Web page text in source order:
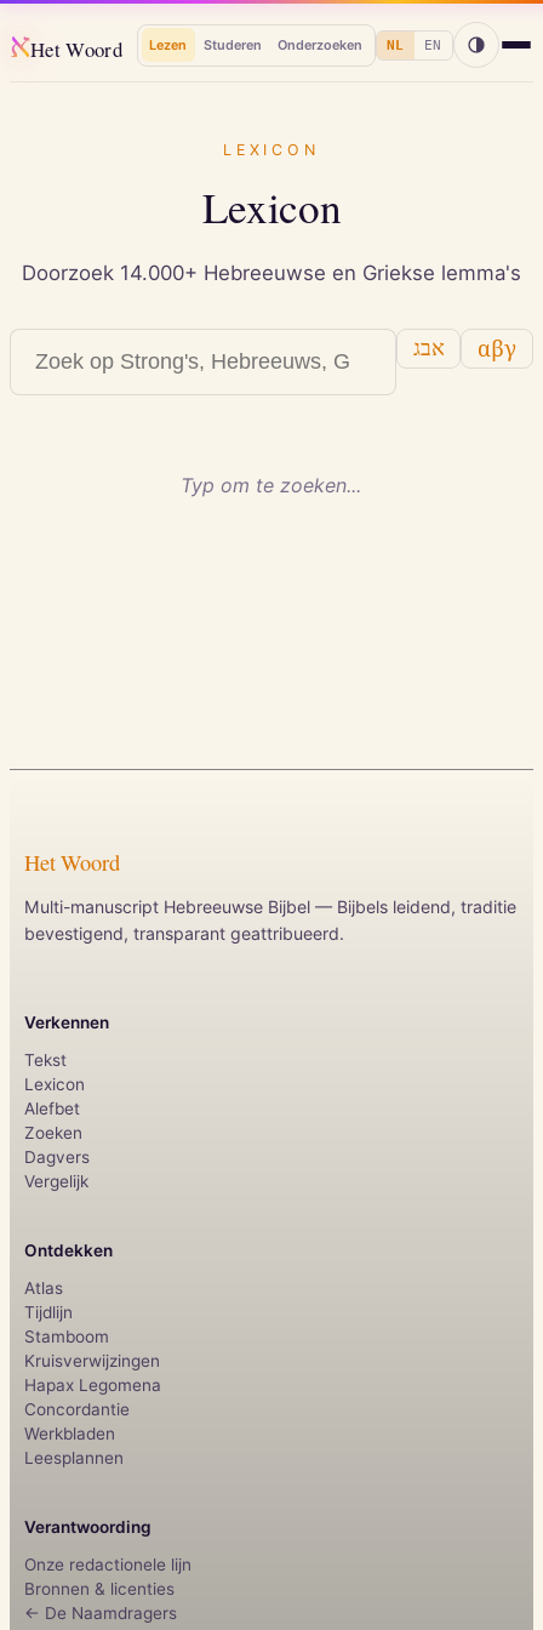
אHet Woord Lezen Studeren Onderzoeken NL EN
LEXICON
Lexicon
Doorzoek 14.000+ Hebreeuwse en Griekse lemma's
אבג αβγ
Typ om te zoeken...
Het Woord
Multi-manuscript Hebreeuwse Bijbel — Bijbels leidend, traditie
bevestigend, transparant geattribueerd.
Verkennen
Tekst
Lexicon
Alefbet
Zoeken
Dagvers
Vergelijk
Ontdekken
Atlas
Tijdlijn
Stamboom
Kruisverwijzingen
Hapax Legomena
Concordantie
Werkbladen
Leesplannen
Verantwoording
Onze redactionele lijn
Bronnen & licenties
← De Naamdragers